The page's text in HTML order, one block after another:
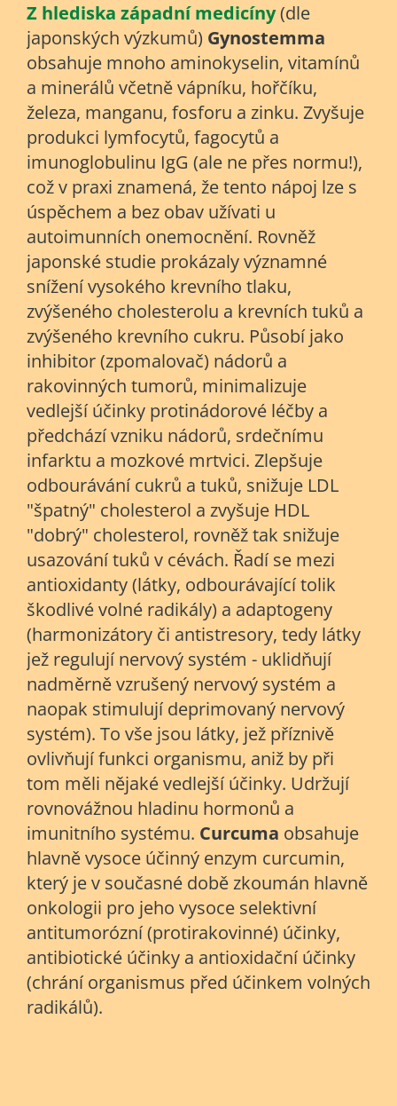
Z hlediska západní medicíny(dle
japonských výzkumů) Gynostemma
obsahuje mnoho aminokyselin, vitamínů
a minerálů včetně vápníku, hořčíku,
železa, manganu, fosforu a zinku. Zvyšuje
produkci lymfocytů, fagocytů a
imunoglobulinu IgG (ale ne přes normu!),
což v praxi znamená, že tento nápoj lze s
úspěchem a bez obav užívati u
autoimunních onemocnění. Rovněž
japonské studie prokázaly významné
snížení vysokého krevního tlaku,
zvýšeného cholesterolu a krevních tuků a
zvýšeného krevního cukru. Působí jako
inhibitor (zpomalovač) nádorů a
rakovinných tumorů, minimalizuje
vedlejší účinky protinádorové léčby a
předchází vzniku nádorů, srdečnímu
infarktu a mozkové mrtvici. Zlepšuje
odbourávání cukrů a tuků, snižuje LDL
"špatný" cholesterol a zvyšuje HDL
"dobrý" cholesterol, rovněž tak snižuje
usazování tuků v cévách. Řadí se mezi
antioxidanty (látky, odbourávající tolik
škodlivé volné radikály) a adaptogeny
(harmonizátory či antistresory, tedy látky
jež regulují nervový systém - uklidňují
nadměrně vzrušený nervový systém a
naopak stimulují deprimovaný nervový
systém). To vše jsou látky, jež příznivě
ovlivňují funkci organismu, aniž by při
tom měli nějaké vedlejší účinky. Udržují
rovnovážnou hladinu hormonů a
imunitního systému. Curcuma obsahuje
hlavně vysoce účinný enzym curcumin,
který je v současné době zkoumán hlavně
onkologii pro jeho vysoce selektivní
antitumorózní (protirakovinné) účinky,
antibiotické účinky a antioxidační účinky
(chrání organismus před účinkem volných
radikálů).